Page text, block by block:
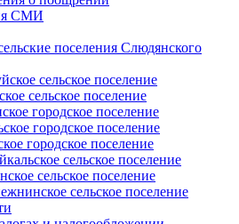
СМИ
поселения Слюдянского
сельское поселение
сельское поселение
городское поселение
городское поселение
городское поселение
сельское поселение
сельское поселение
сельское поселение